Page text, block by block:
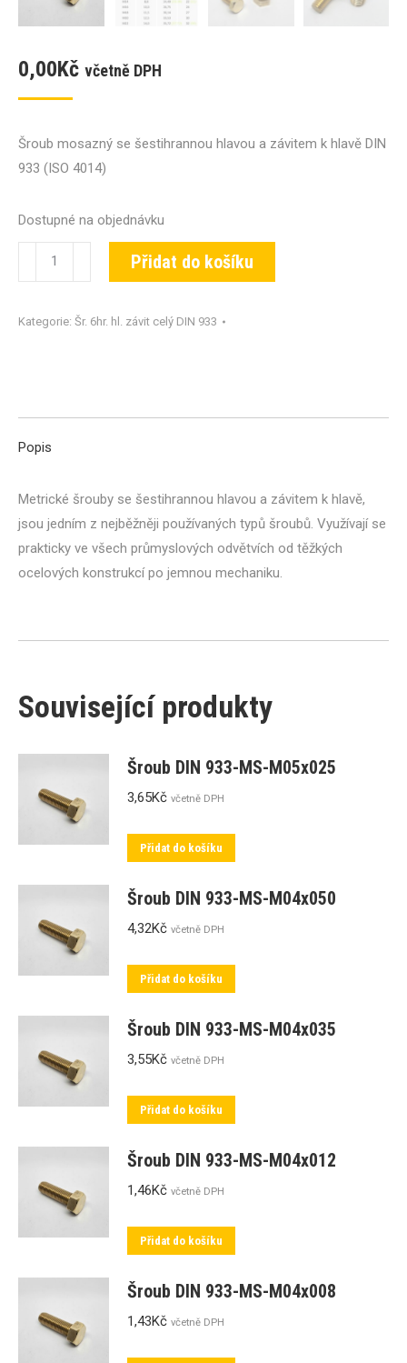
0,00Kč včetně DPH
Šroub mosazný se šestihrannou hlavou a závitem k hlavě DIN
933 (ISO 4014)
Dostupné na objednávku
MS-
Přidat do košíku
Kategorie: Šr. 6hr. hl. závit celý DIN 933
Popis
Metrické šrouby se šestihrannou hlavou a závitem k hlavě,
jsou jedním z nejběžněji používaných typů šroubů. Využívají se
prakticky ve všech průmyslových odvětvích od těžkých
ocelových konstrukcí po jemnou mechaniku.
Související produkty
Šroub DIN 933-MS-M05x025
3,65Kč včetně DPH
Přidat do košíku
Šroub DIN 933-MS-M04x050
4,32Kč včetně DPH
Přidat do košíku
Šroub DIN 933-MS-M04x035
3,55Kč včetně DPH
Přidat do košíku
Šroub DIN 933-MS-M04x012
1,46Kč včetně DPH
Přidat do košíku
Šroub DIN 933-MS-M04x008
1,43Kč včetně DPH